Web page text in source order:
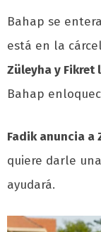
Bahap se
está en la
Züleyha y Fikret
Bahap
Fadik anuncia a
quiere darle
ayudará.